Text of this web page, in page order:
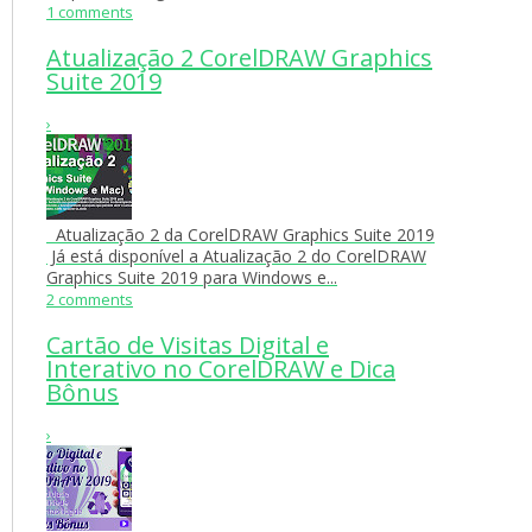
1 comments
Atualização 2 CorelDRAW Graphics
Suite 2019
›
Atualização 2 da CorelDRAW Graphics Suite 2019
Já está disponível a Atualização 2 do CorelDRAW
Graphics Suite 2019 para Windows e...
2 comments
Cartão de Visitas Digital e
Interativo no CorelDRAW e Dica
Bônus
›